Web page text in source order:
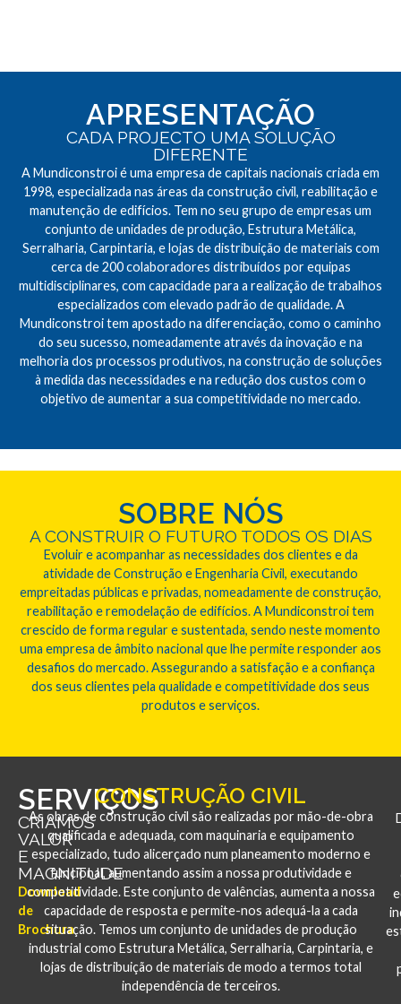
APRESENTAÇÃO
CADA PROJECTO UMA SOLUÇÃO
DIFERENTE
A Mundiconstroi é uma empresa de capitais nacionais criada em
1998, especializada nas áreas da construção civil, reabilitação e
manutenção de edifícios. Tem no seu grupo de empresas um
conjunto de unidades de produção, Estrutura Metálica,
Serralharia, Carpintaria, e lojas de distribuição de materiais com
cerca de 200 colaboradores distribuídos por equipas
multidisciplinares, com capacidade para a realização de trabalhos
especializados com elevado padrão de qualidade. A
Mundiconstroi tem apostado na diferenciação, como o caminho
do seu sucesso, nomeadamente através da inovação e na
melhoria dos processos produtivos, na construção de soluções
à medida das necessidades e na redução dos custos com o
objetivo de aumentar a sua competitividade no mercado.
SOBRE NÓS
A CONSTRUIR O FUTURO TODOS OS DIAS
Evoluir e acompanhar as necessidades dos clientes e da
atividade de Construção e Engenharia Civil, executando
empreitadas públicas e privadas, nomeadamente de construção,
reabilitação e remodelação de edifícios. A Mundiconstroi tem
crescido de forma regular e sustentada, sendo neste momento
uma empresa de âmbito nacional que lhe permite responder aos
desafios do mercado. Assegurando a satisfação e a confiança
dos seus clientes pela qualidade e competitividade dos seus
produtos e serviços.
SERVIÇOS
CRIAMOS
VALOR
E
MAGNITUDE
Download
de
Brochura
CONSTRUÇÃO CIVIL
As obras de construção civil são realizadas por mão-de-obra
qualificada e adequada, com maquinaria e equipamento
especializado, tudo alicerçado num planeamento moderno e
funcional, aumentando assim a nossa produtividade e
competitividade. Este conjunto de valências, aumenta a nossa
capacidade de resposta e permite-nos adequá-la a cada
situação. Temos um conjunto de unidades de produção
industrial como Estrutura Metálica, Serralharia, Carpintaria, e
lojas de distribuição de materiais de modo a termos total
independência de terceiros.